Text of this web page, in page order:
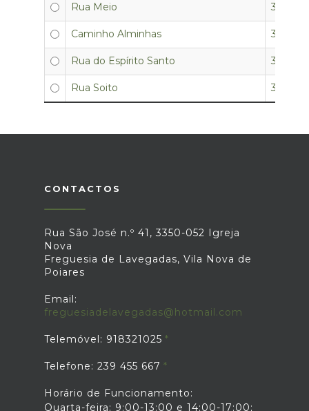
Rua Meio 3350-
Caminho Alminhas 3350-
Rua do Espírito Santo 3350-
Rua Soito 3350-
CONTACTOS
Rua São José n.º 41, 3350-052 Igreja
Nova
Freguesia de Lavegadas, Vila Nova de
Poiares
Email:
freguesiadelavegadas@hotmail.com
Telemóvel: 918321025
Telefone: 239 455 667
Horário de Funcionamento:
Quarta-feira: 9:00-13:00 e 14:00-17:00;